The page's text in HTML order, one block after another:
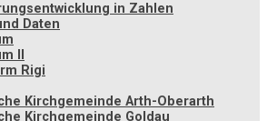
in Zahlen
Daten
II
Rigi
Kirchgemeinde Arth-Oberarth
Kirchgemeinde Goldau